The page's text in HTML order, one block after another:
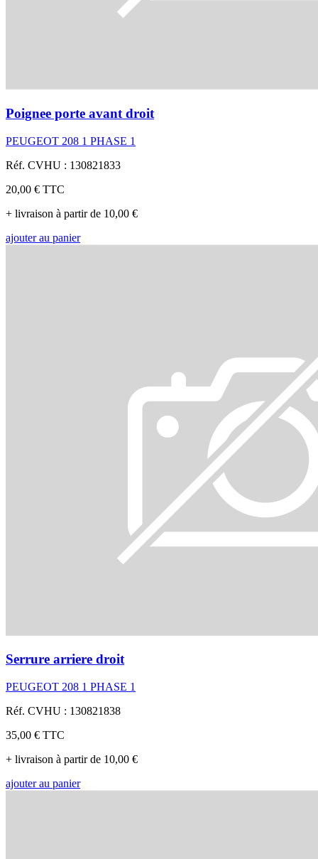
Poignee porte avant droit
PEUGEOT 208 1 PHASE 1
Réf. CVHU : 130821833
20,00 € TTC
+ livraison à partir de 10,00 €
ajouter au panier
Serrure arriere droit
PEUGEOT 208 1 PHASE 1
Réf. CVHU : 130821838
35,00 € TTC
+ livraison à partir de 10,00 €
ajouter au panier